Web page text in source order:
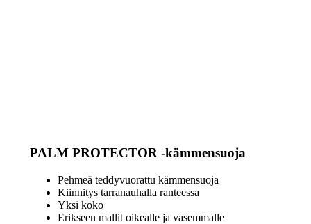
PALM PROTECTOR -kämmensuoja
Pehmeä teddyvuorattu kämmensuoja
Kiinnitys tarranauhalla ranteessa
Yksi koko
Erikseen mallit oikealle ja vasemmalle